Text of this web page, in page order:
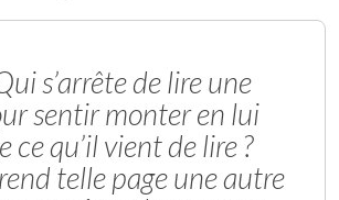
s’arrête de lire une
sentir monter en lui
ce qu’il vient de lire ?
telle page une autre